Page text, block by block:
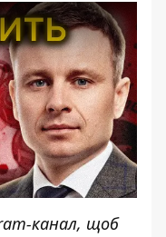
канал, щоб